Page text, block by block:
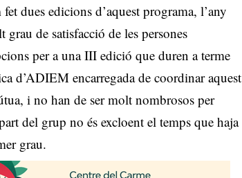
dues edicions d’aquest programa, l’any
de satisfacció de les persones
per a una III edició que duren a terme
d’ADIEM encarregada de coordinar aquest
i no han de ser molt nombrosos per
del grup no és excloent el temps que haja
grau.